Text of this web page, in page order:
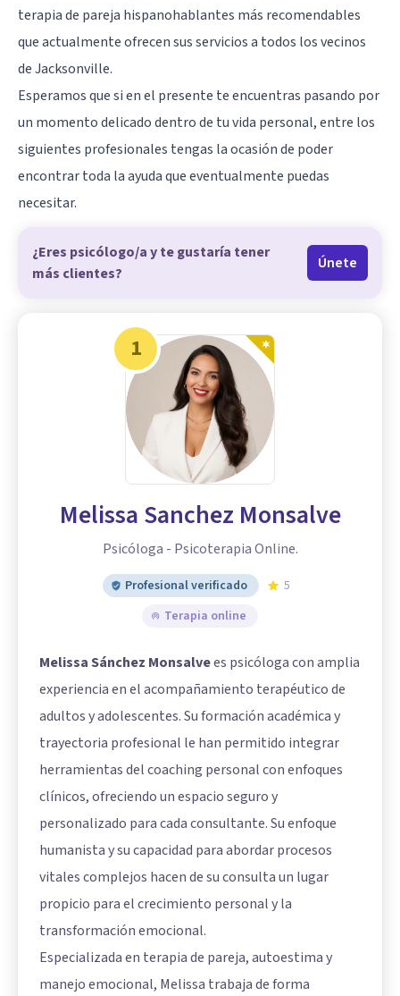
terapia de pareja hispanohablantes más recomendables
que actualmente ofrecen sus servicios a todos los vecinos
deJacksonville.
Esperamos que si en el presente te encuentras pasando por
un momento delicado dentro de tu vida personal, entre los
siguientes profesionales tengas la ocasión de poder
encontrar toda la ayuda que eventualmente puedas
necesitar.
¿Eres psicólogo/a y te gustaría tener
más clientes?
Únete
1
Melissa Sanchez Monsalve
Psicóloga - Psicoterapia Online.
Profesional verificado
5
Terapia online
Melissa Sánchez Monsalvees psicóloga con amplia
experiencia en el acompañamiento terapéutico de
adultos y adolescentes. Su formación académica y
trayectoria profesional le han permitido integrar
herramientas del coaching personal con enfoques
clínicos, ofreciendo un espacio seguro y
personalizado para cada consultante. Su enfoque
humanista y su capacidad para abordar procesos
vitales complejos hacen de su consulta un lugar
propicio para el crecimiento personal y la
transformación emocional.
Especializada en terapia de pareja, autoestima y
manejo emocional, Melissa trabaja de forma